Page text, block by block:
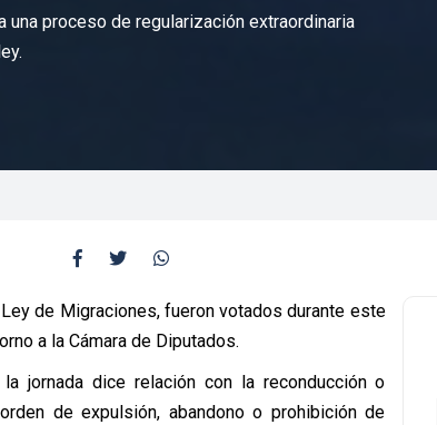
una proceso de regularización extraordinaria
de Migraciones, fueron votados durante este
a la Cámara de Diputados.
jornada dice relación con la reconducción o
de expulsión, abandono o prohibición de